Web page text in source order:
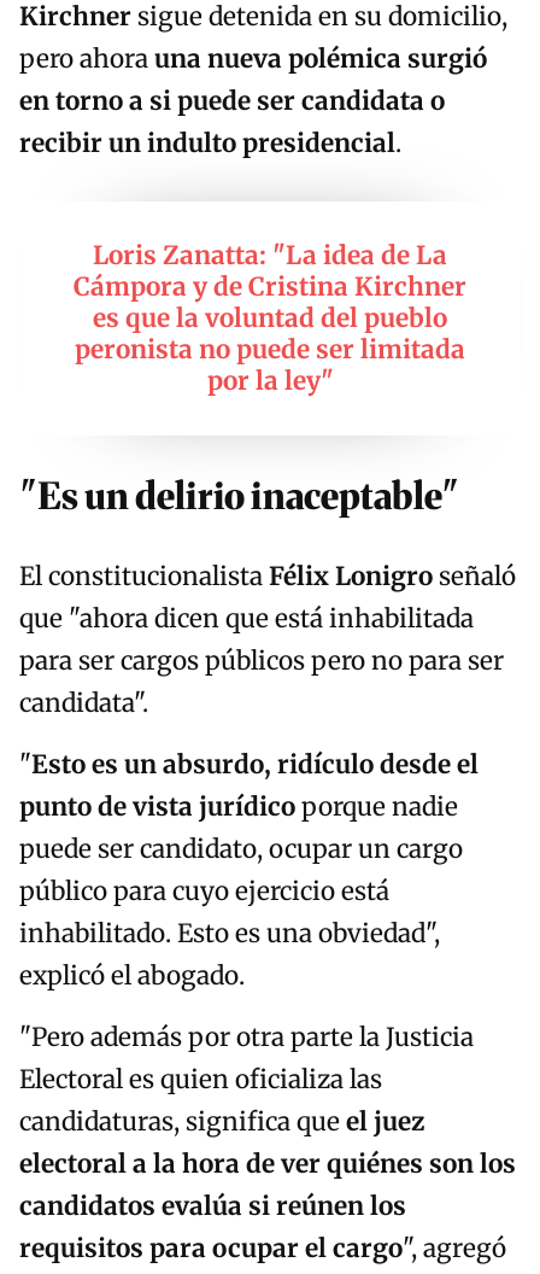
Kirchner sigue detenida en su domicilio,
pero ahorauna nueva polémica surgió
en torno a si puede ser candidata o
recibir un indulto presidencial.
Loris Zanatta: "La idea de La
Cámpora y de Cristina Kirchner
es que la voluntad del pueblo
peronista no puede ser limitada
por la ley"
"Es un delirio inaceptable"
El constitucionalistaFélix Lonigro señaló
que "ahora dicen que está inhabilitada
para ser cargos públicos pero no para ser
candidata".
"Esto es un absurdo, ridículo desde el
punto de vista jurídicoporque nadie
puede ser candidato, ocupar un cargo
público para cuyo ejercicio está
inhabilitado. Esto es una obviedad",
explicó el abogado.
"Pero además por otra parte la Justicia
Electoral es quien oficializa las
candidaturas, significa queel juez
electoral a la hora de ver quiénes son los
candidatos evalúa si reúnen los
requisitos para ocupar el cargo", agregó